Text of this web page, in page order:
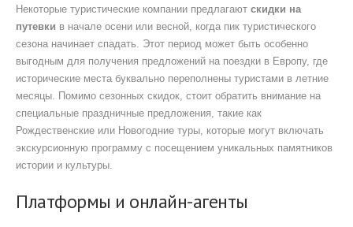
Некоторые туристические компании предлагают скидки на
путевки в начале осени или весной, когда пик туристического
сезона начинает спадать. Этот период может быть особенно
выгодным для получения предложений на поездки в Европу, где
исторические места буквально переполнены туристами в летние
месяцы. Помимо сезонных скидок, стоит обратить внимание на
специальные праздничные предложения, такие как
Рождественские или Новогодние туры, которые могут включать
экскурсионную программу с посещением уникальных памятников
истории и культуры.
Платформы и онлайн-агенты